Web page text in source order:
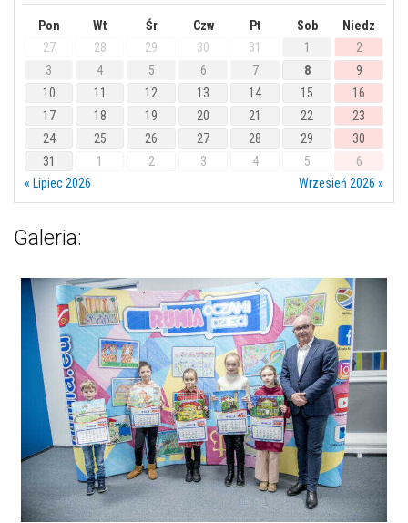
Pon Wt Śr Czw Pt Sob
Niedz
27
28 29 30 31 1
2
3
4 5 6 7 8
9
10
11 12 13 14 15
16
17
18 19 20 21 22
23
24
25 26 27 28 29
30
31
1 2 3 4 5
6
« Lipiec 2026
Wrzesień 2026 »
Galeria: